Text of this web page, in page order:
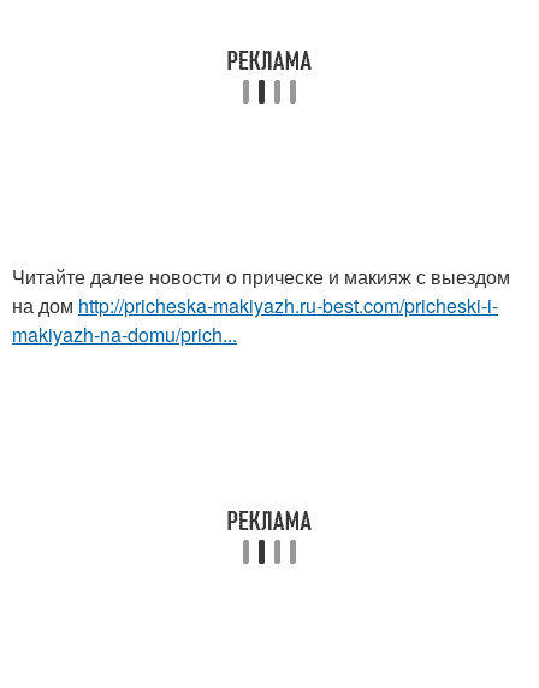
Читайте далее новости о прическе и макияж с выездом
на дом http://pricheska-makiyazh.ru-best.com/pricheski-i-
makiyazh-na-domu/prich...